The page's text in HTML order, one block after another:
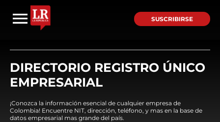
SUSCRIBIRSE
DIRECTORIO REGISTRO ÚNICO
EMPRESARIAL
¡Conozca la información esencial de cualquier empresa de
Colombia! Encuentre NIT, dirección, teléfono, y mas en la base de
datos empresarial mas grande del país.